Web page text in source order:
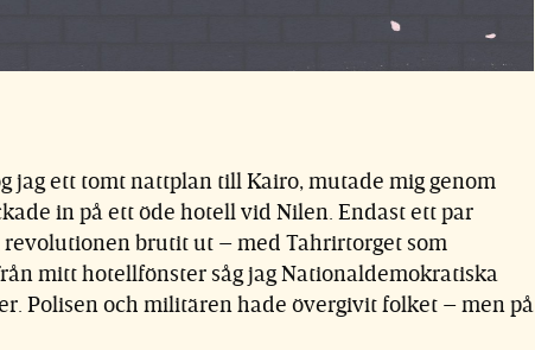
jag ett tomt nattplan till Kairo, mutade mig genom
in på ett öde hotell vid Nilen. Endast ett par
brutit ut – med Tahrirtorget som
mitt hotellfönster såg jag Nationaldemokratiska
Polisen och militären hade övergivit folket – men på